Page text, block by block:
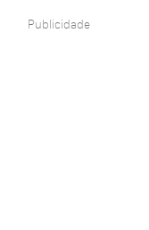
Publicidade